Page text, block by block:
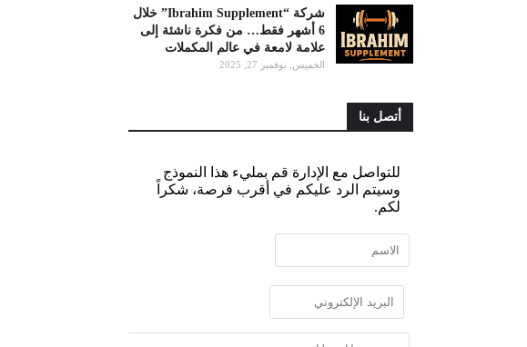
شركة “Ibrahim Supplement” خلال
6 أشهر فقط… من فكرة ناشئة إلى
علامة لامعة في عالم المكملات
الخميس, نوفمبر 27, 2025
أتصل بنا
للتواصل مع الإدارة قم بمليء هذا النموذج
وسيتم الرد عليكم في أقرب فرصة، شكراً
لكم.